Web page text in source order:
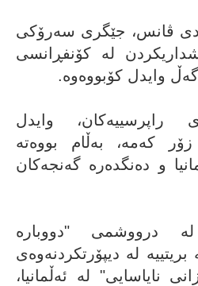
دی ڤانس، جێگری سەرۆکی
لە کۆنفڕانسی
وایدل کۆبووەوە.
راپرسییەکان، وایدل
کەمە، بەڵام بووەتە
و دەنگدەرە گەنجەکان
درووشمی "دووبارە
لە دیپۆرتکردنەوەی
نایاسایی" لە ئەڵمانیا،